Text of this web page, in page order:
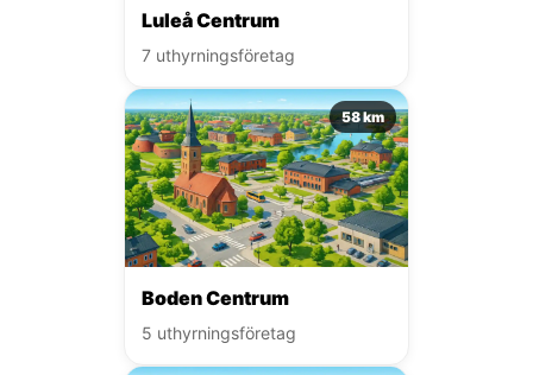
Luleå Centrum
7 uthyrningsföretag
58 km
Boden Centrum
5 uthyrningsföretag